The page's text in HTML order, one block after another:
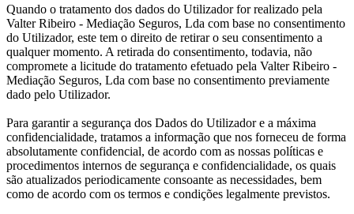
Quando o tratamento dos dados do Utilizador for realizado pela
Valter Ribeiro - Mediação Seguros, Lda com base no consentimento
do Utilizador, este tem o direito de retirar o seu consentimento a
qualquer momento. A retirada do consentimento, todavia, não
compromete a licitude do tratamento efetuado pela Valter Ribeiro -
Mediação Seguros, Lda com base no consentimento previamente
dado pelo Utilizador.
Para garantir a segurança dos Dados do Utilizador e a máxima
confidencialidade, tratamos a informação que nos forneceu de forma
absolutamente confidencial, de acordo com as nossas políticas e
procedimentos internos de segurança e confidencialidade, os quais
são atualizados periodicamente consoante as necessidades, bem
como de acordo com os termos e condições legalmente previstos.